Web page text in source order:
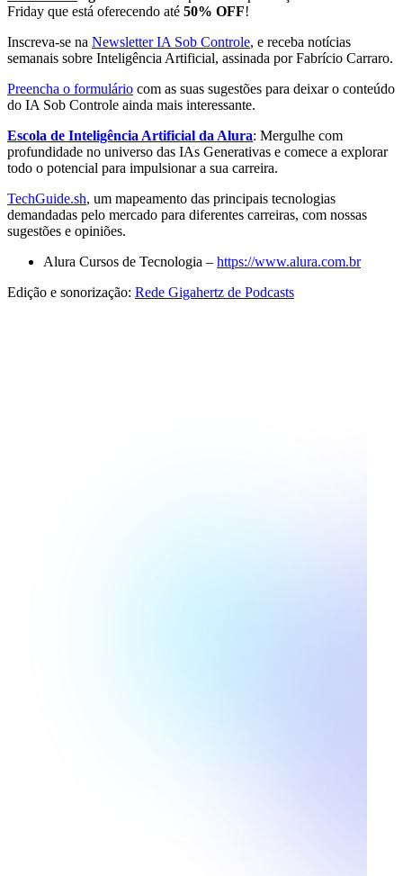
Friday que está oferecendo até 50% OFF!
Inscreva-se na Newsletter IA Sob Controle, e receba notícias
semanais sobre Inteligência Artificial, assinada por Fabrício Carraro.
Preencha o formulário com as suas sugestões para deixar o conteúdo
do IA Sob Controle ainda mais interessante.
Escola de Inteligência Artificial da Alura: Mergulhe com
profundidade no universo das IAs Generativas e comece a explorar
todo o potencial para impulsionar a sua carreira.
TechGuide.sh, um mapeamento das principais tecnologias
demandadas pelo mercado para diferentes carreiras, com nossas
sugestões e opiniões.
Alura Cursos de Tecnologia – https://www.alura.com.br
Edição e sonorização: Rede Gigahertz de Podcasts